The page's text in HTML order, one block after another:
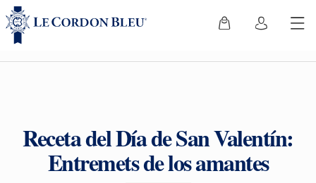
Receta del Día de San Valentín:
Entremets de los amantes